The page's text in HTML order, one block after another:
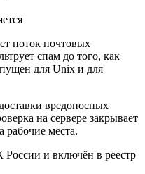
поток почтовых
спам до того, как
для Unix и для
вредоносных
на сервере закрывает
рабочие места.
и включён в реестр